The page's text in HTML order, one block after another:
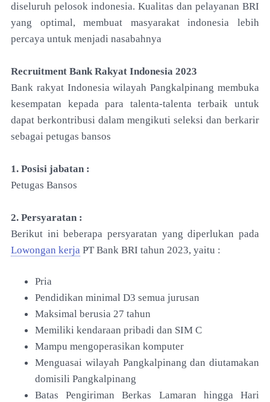
diseluruh pelosok indonesia. Kualitas dan pelayanan BRI
yang optimal, membuat masyarakat indonesia lebih
percaya untuk menjadi nasabahnya
Recruitment Bank Rakyat Indonesia 2023
Bank rakyat Indonesia wilayah Pangkalpinang membuka
kesempatan kepada para talenta-talenta terbaik untuk
dapat berkontribusi dalam mengikuti seleksi dan berkarir
sebagai petugas bansos
1. Posisi jabatan :
Petugas Bansos
2. Persyaratan :
Berikut ini beberapa persyaratan yang diperlukan pada
Lowongan kerja PT Bank BRI tahun 2023, yaitu :
Pria
Pendidikan minimal D3 semua jurusan
Maksimal berusia 27 tahun
Memiliki kendaraan pribadi dan SIM C
Mampu mengoperasikan komputer
Menguasai wilayah Pangkalpinang dan diutamakan
domisili Pangkalpinang
Batas Pengiriman Berkas Lamaran hingga Hari